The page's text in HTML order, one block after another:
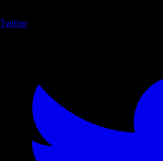
Twitter